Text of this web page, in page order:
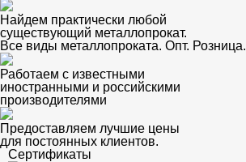
Найдем практически любой
существующий металлопрокат.
Все виды металлопроката. Опт. Розница.
Работаем с известными
иностранными и российскими
производителями
Предоставляем лучшие цены
для постоянных клиентов.
Сертификаты